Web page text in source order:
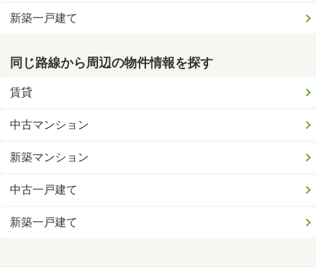
新築一戸建て
同じ路線から周辺の物件情報を探す
賃貸
中古マンション
新築マンション
中古一戸建て
新築一戸建て